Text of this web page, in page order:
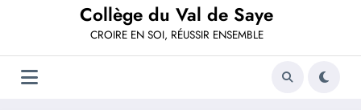
Collège du Val de Saye
CROIRE EN SOI, RÉUSSIR ENSEMBLE